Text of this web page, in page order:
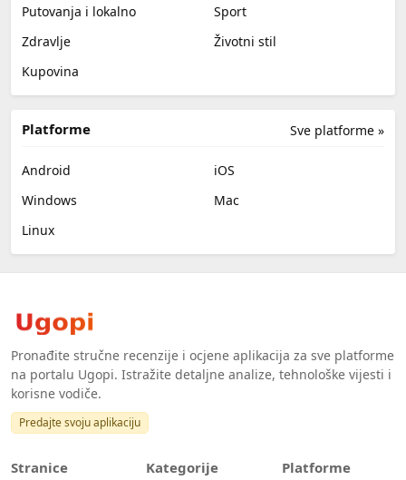
Putovanja i lokalno
Sport
Zdravlje
Životni stil
Kupovina
Sve platforme »
Platforme
Android
iOS
Windows
Mac
Linux
Pronađite stručne recenzije i ocjene aplikacija za sve platforme
na portalu Ugopi. Istražite detaljne analize, tehnološke vijesti i
korisne vodiče.
Predajte svoju aplikaciju
Stranice Kategorije Platforme